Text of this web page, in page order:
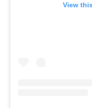
View